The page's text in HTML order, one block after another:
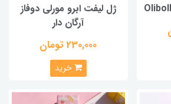
ژل لیفت ابرو مورلی دوفاز
آرگان دار
230,000 تومان
خرید